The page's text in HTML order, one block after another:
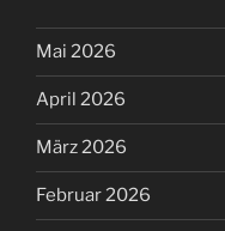
Mai 2026
April 2026
März 2026
Februar 2026